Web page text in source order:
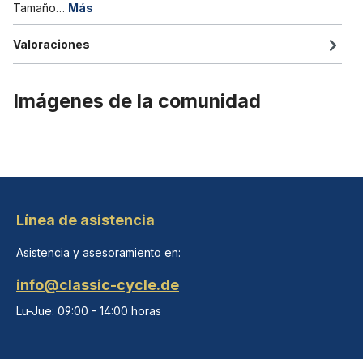
Tamaño… Más
Valoraciones
Imágenes de la comunidad
Línea de asistencia
Asistencia y asesoramiento en:
info@classic-cycle.de
Lu-Jue: 09:00 - 14:00 horas